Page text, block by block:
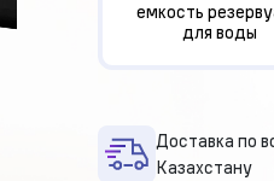
емкость
для воды
Доставка по
Казахстану